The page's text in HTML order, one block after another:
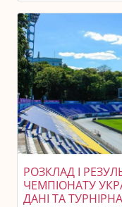
РОЗКЛАД І
ЧЕМПІОНАТУ
ДАНІ ТА